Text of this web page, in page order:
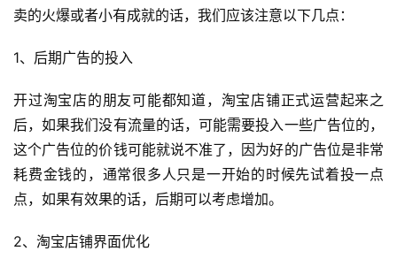
带
引
流
推
广
私
社
卖的火爆或者小有成就的话，我们应该注意以下几点：
1、后期广告的投入
开过淘宝店的朋友可能都知道，淘宝店铺正式运营起来之
后，如果我们没有流量的话，可能需要投入一些广告位的，
这个广告位的价钱可能就说不准了，因为好的广告位是非常
耗费金钱的，通常很多人只是一开始的时候先试着投一点
点，如果有效果的话，后期可以考虑增加。
2、淘宝店铺界面优化